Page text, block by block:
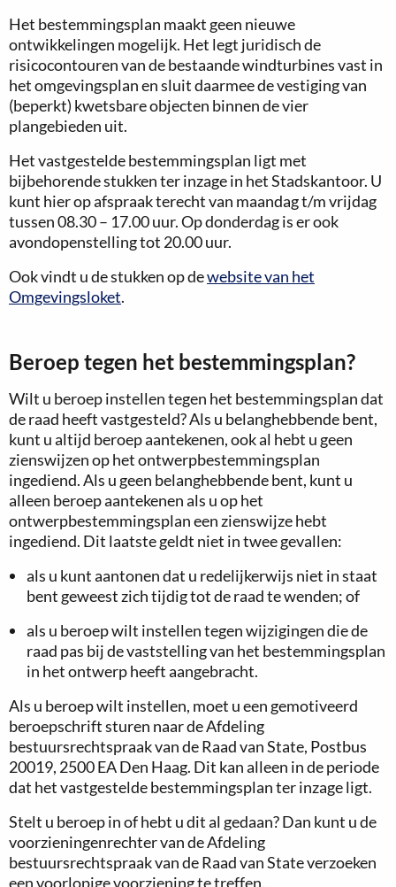
Het bestemmingsplan maakt geen nieuwe
ontwikkelingen mogelijk. Het legt juridisch de
risicocontouren van de bestaande windturbines vast in
het omgevingsplan en sluit daarmee de vestiging van
(beperkt) kwetsbare objecten binnen de vier
plangebieden uit.
Het vastgestelde bestemmingsplan ligt met
bijbehorende stukken ter inzage in het Stadskantoor. U
kunt hier op afspraak terecht van maandag t/m vrijdag
tussen 08.30 – 17.00 uur. Op donderdag is er ook
avondopenstelling tot 20.00 uur.
Ook vindt u de stukken op dewebsite van het
Omgevingsloket.
Beroep tegen het bestemmingsplan?
Wilt u beroep instellen tegen het bestemmingsplan dat
de raad heeft vastgesteld? Als u belanghebbende bent,
kunt u altijd beroep aantekenen, ook al hebt u geen
zienswijzen op het ontwerpbestemmingsplan
ingediend. Als u geen belanghebbende bent, kunt u
alleen beroep aantekenen als u op het
ontwerpbestemmingsplan een zienswijze hebt
ingediend. Dit laatste geldt niet in twee gevallen:
als u kunt aantonen dat u redelijkerwijs niet in staat
bent geweest zich tijdig tot de raad te wenden; of
als u beroep wilt instellen tegen wijzigingen die de
raad pas bij de vaststelling van het bestemmingsplan
in het ontwerp heeft aangebracht.
Als u beroep wilt instellen, moet u een gemotiveerd
beroepschrift sturen naar de Afdeling
bestuursrechtspraak van de Raad van State, Postbus
20019, 2500 EA Den Haag. Dit kan alleen in de periode
dat het vastgestelde bestemmingsplan ter inzage ligt.
Stelt u beroep in of hebt u dit al gedaan? Dan kunt u de
voorzieningenrechter van de Afdeling
bestuursrechtspraak van de Raad van State verzoeken
een voorlopige voorziening te treffen.